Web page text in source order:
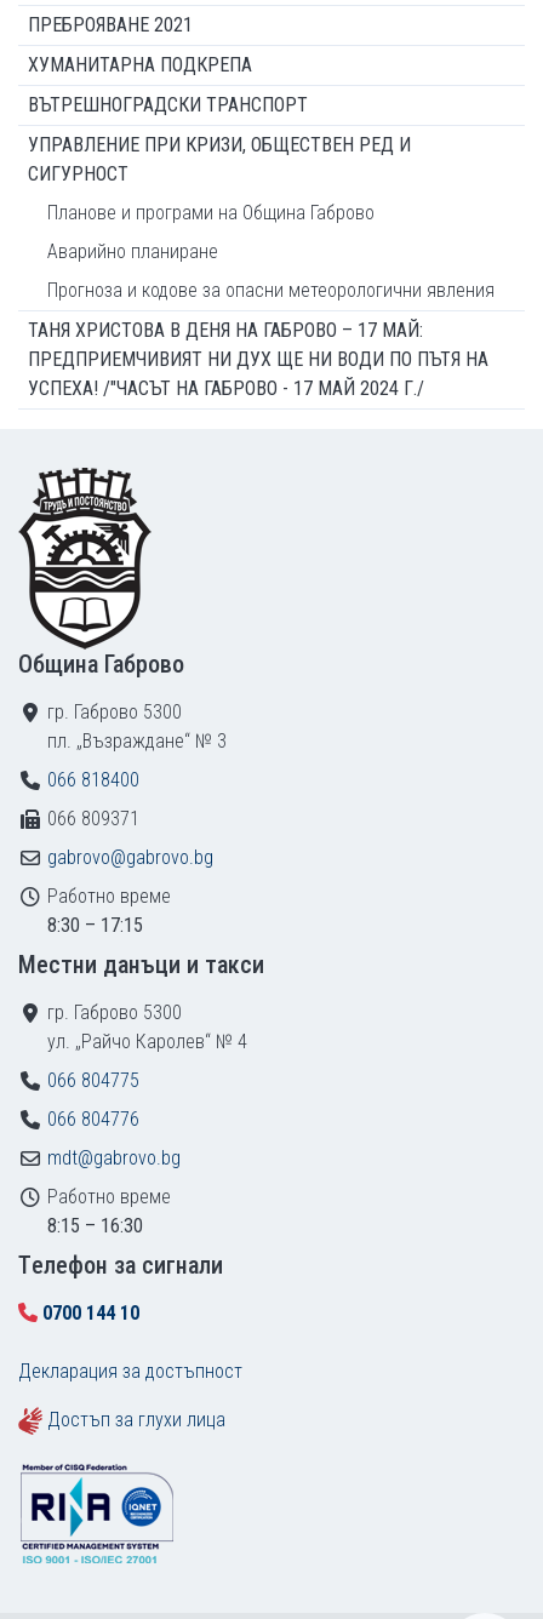
ПРЕБРОЯВАНЕ 2021
ХУМАНИТАРНА ПОДКРЕПА
ВЪТРЕШНОГРАДСКИ ТРАНСПОРТ
УПРАВЛЕНИЕ ПРИ КРИЗИ, ОБЩЕСТВЕН РЕД И
СИГУРНОСТ
Планове и програми на Община Габрово
Аварийно планиране
Прогноза и кодове за опасни метеорологични явления
ТАНЯ ХРИСТОВА В ДЕНЯ НА ГАБРОВО – 17 МАЙ:
ПРЕДПРИЕМЧИВИЯТ НИ ДУХ ЩЕ НИ ВОДИ ПО ПЪТЯ НА
УСПЕХА! /"ЧАСЪТ НА ГАБРОВО - 17 МАЙ 2024 Г./
Footer
Община Габрово
гр. Габрово 5300
пл. „Възраждане“ № 3
066 818400
066 809371
gabrovo@gabrovo.bg
Работно време
8:30 – 17:15
Местни данъци и такси
гр. Габрово 5300
ул. „Райчо Каролев“ № 4
066 804775
066 804776
mdt@gabrovo.bg
Работно време
8:15 – 16:30
Tелефон за сигнали
0700 144 10
Декларация за достъпност
Достъп за глухи лица